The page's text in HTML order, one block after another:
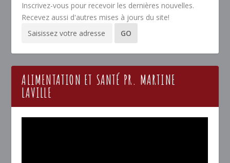
Inscrivez-vous pour recevoir les dernières nouvelles.
Recevez aussi d'autres mises à jours du site!
ALIMENTATION ET SANTÉ PR. MARTINE
LAVILLE